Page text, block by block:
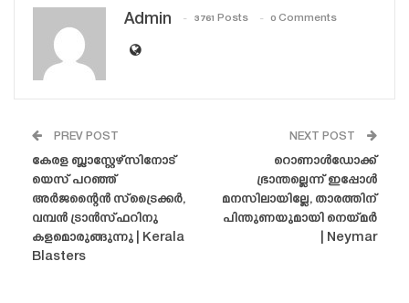
Admin 3761 Posts 0 Comments
PREV POST
കേരള ബ്ലാസ്റ്റേഴ്‌സിനോട്
യെസ് പറഞ്ഞ്
അർജന്റൈൻ സ്‌ട്രൈക്കർ,
വമ്പൻ ട്രാൻസ്‌ഫറിനു
കളമൊരുങ്ങുന്നു | Kerala
Blasters
NEXT POST
റൊണാൾഡോക്ക്
ഭ്രാന്തല്ലെന്ന് ഇപ്പോൾ
മനസിലായില്ലേ, താരത്തിന്
പിന്തുണയുമായി നെയ്‌മർ
| Neymar